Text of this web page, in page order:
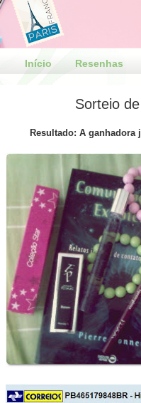
Início Resenhas
Sorteio
Resultado: A ganhadora